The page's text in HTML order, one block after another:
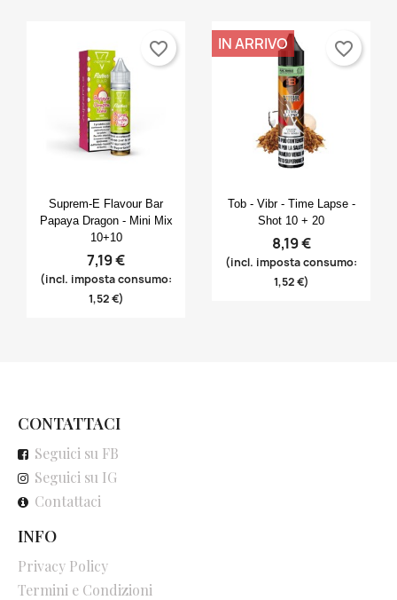
Anteprima
Suprem-E Flavour Bar
Papaya Dragon - Mini Mix
10+10
7,19 €
(incl. imposta consumo:
1,52 €)
favorite_border
Anteprima
Tob - Vibr - Time Lapse -
Shot 10 + 20
8,19 €
(incl. imposta consumo:
1,52 €)
IN ARRIVO favorite_border
CONTATTACI
Seguici su FB
Seguici su IG
Contattaci
INFO
Privacy Policy
Termini e Condizioni